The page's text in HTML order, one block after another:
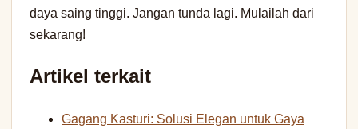
daya saing tinggi. Jangan tunda lagi. Mulailah dari
sekarang!
Artikel terkait
Gagang Kasturi: Solusi Elegan untuk Gaya